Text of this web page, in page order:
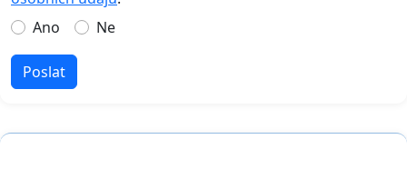
Ano
Ne
Poslat